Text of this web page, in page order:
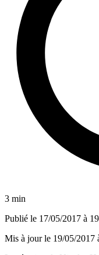
3 min
Publié le 17/05/2017 à
Mis à jour le 19/05/2017